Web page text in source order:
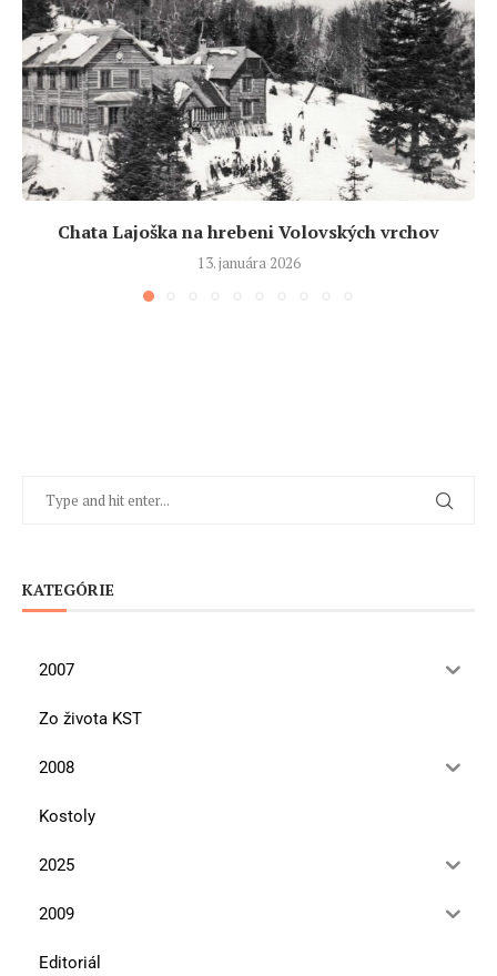
Chata Lajoška na hrebeni Volovských vrchov
13. januára 2026
KATEGÓRIE
2007
Zo života KST
2008
Kostoly
2025
2009
Editoriál